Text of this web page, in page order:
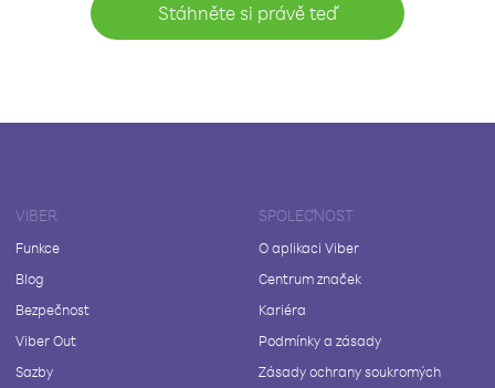
Stáhněte si právě teď
VIBER
Funkce
Blog
Bezpečnost
Viber Out
Sazby
SPOLEČNOST
O aplikaci Viber
Centrum značek
Kariéra
Podmínky a zásady
Zásady ochrany soukromých